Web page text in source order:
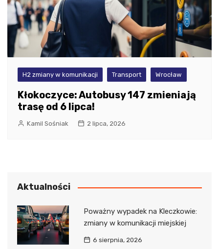
H2 zmiany w komunikacji Transport Wrocław
Kłokoczyce: Autobusy 147 zmieniają
trasę od 6 lipca!
Kamil Sośniak 2 lipca, 2026
Aktualności
Poważny wypadek na Kleczkowie:
zmiany w komunikacji miejskiej
6 sierpnia, 2026